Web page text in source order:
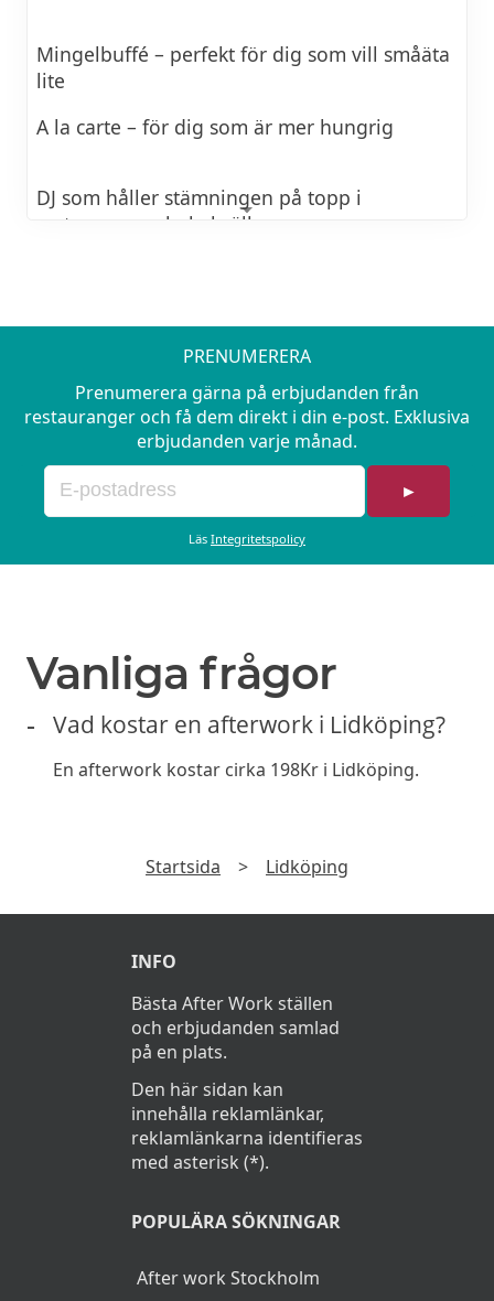
Mingelbuffé – perfekt för dig som vill småäta
lite
A la carte – för dig som är mer hungrig
DJ som håller stämningen på topp i
restaurangen hela kvällen
helgen utan att tömma plånboken!
BOKA HOTELL
PRENUMERERA
Prenumerera gärna på erbjudanden från
restauranger och få dem direkt i din e-post. Exklusiva
erbjudanden varje månad.
►
Läs Integritetspolicy
Vanliga frågor
Vad kostar en afterwork i Lidköping?
En afterwork kostar cirka 198Kr i Lidköping.
Startsida > Lidköping
INFO
Bästa After Work ställen
och erbjudanden samlad
på en plats.
Den här sidan kan
innehålla reklamlänkar,
reklamlänkarna identifieras
med asterisk (*).
POPULÄRA SÖKNINGAR
After work Stockholm